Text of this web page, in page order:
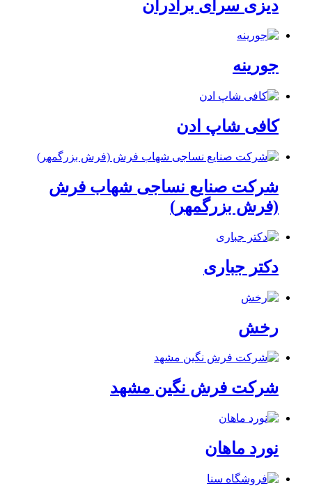
دیزی سرای برادران
جورینه
کافی شاپ ادن
شرکت صنایع نساجی شهاب فرش
(فرش بزرگمهر)
دکتر جباری
رخش
شرکت فرش نگین مشهد
نورد ماهان